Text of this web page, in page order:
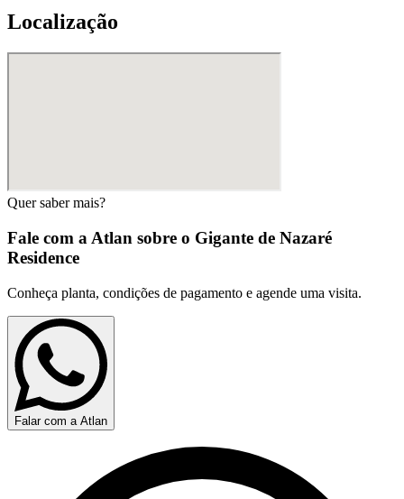
Localização
Quer saber mais?
Fale com a Atlan sobre o Gigante de Nazaré
Residence
Conheça planta, condições de pagamento e agende uma visita.
Falar com a Atlan